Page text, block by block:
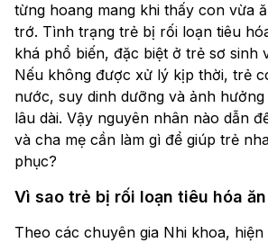
từng hoang mang khi thấy con vừa
trớ. Tình trạng trẻ bị rối loạn tiêu
khá phổ biến, đặc biệt ở trẻ sơ sinh
Nếu không được xử lý kịp thời, trẻ
nước, suy dinh dưỡng và ảnh
lâu dài. Vậy nguyên nhân nào dẫn
và cha mẹ cần làm gì để giúp trẻ
phục?
Vì sao trẻ bị rối loạn tiêu hóa
Theo các chuyên gia Nhi khoa,